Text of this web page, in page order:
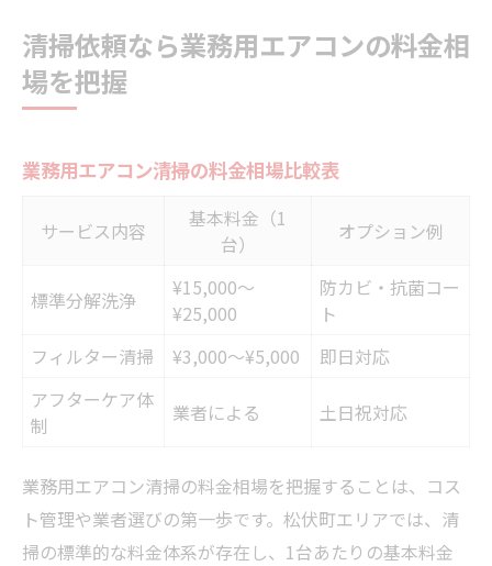
清掃依頼なら業務用エアコンの料金相
場を把握
業務用エアコン清掃の料金相場比較表
サービス内容
基本料金（1
台）
オプション例
標準分解洗浄
¥15,000〜
¥25,000
防カビ・抗菌コー
ト
フィルター清掃
¥3,000〜¥5,000
即日対応
アフターケア体
制
業者による 土日祝対応
業務用エアコン清掃の料金相場を把握することは、コス
ト管理や業者選びの第一歩です。松伏町エリアでは、清
掃の標準的な料金体系が存在し、1台あたりの基本料金